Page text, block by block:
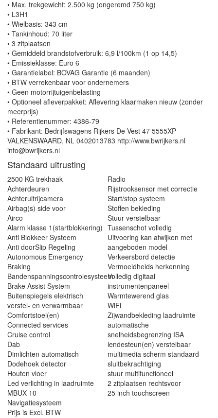
• Max. trekgewicht: 2.500 kg (ongeremd 750 kg)
• L3H1
• Wielbasis: 343 cm
• Tankinhoud: 70 liter
• 3 zitplaatsen
• Gemiddeld brandstofverbruik: 6,9 l/100km (1 op 14,5)
• Emissieklasse: Euro 6
• Garantielabel: BOVAG Garantie (6 maanden)
• BTW verrekenbaar voor ondernemers
• Geen motorrijtuigenbelasting
• Optioneel afleverpakket: Aflevering klaarmaken nieuw (zonder
meerprijs)
• Referentienummer: 4386-79
• Fabrikant: Bedrijfswagens Rijkers De Vest 47 5555XP
VALKENSWAARD, NL 0402013783 http://www.bwrijkers.nl
info@bwrijkers.nl
Standaard uitrusting
2500 KG trekhaak
Achterdeuren
Achteruitrijcamera
Airbag(s) side voor
Airco
Alarm klasse 1(startblokkering)
Anti Blokkeer Systeem
Anti doorSlip Regeling
Autonomous Emergency
Braking
Bandenspanningscontrolesysteem
Brake Assist System
Buitenspiegels elektrisch
verstel- en verwarmbaar
Comfortstoel(en)
Connected services
Cruise control
Dab
Dimlichten automatisch
Dodehoek detector
Houten vloer
Led verlichting in laadruimte
MBUX 10
Navigatiesysteem
Prijs is Excl. BTW
Radio
Rijstrooksensor met correctie
Start/stop systeem
Stoffen bekleding
Stuur verstelbaar
Tussenschot volledig
Uitvoering kan afwijken met
aangeboden model
Verkeersbord detectie
Vermoeidheids herkenning
Volledig digitaal
instrumentenpaneel
Warmtewerend glas
WiFi
Zijwandbekleding laadruimte
automatische
snelheidsbegrenzing ISA
lendesteun(en) verstelbaar
multimedia scherm standaard
sluitbekrachtiging
stuur multifunctioneel
2 zitplaatsen rechtsvoor
25 inch touchscreen